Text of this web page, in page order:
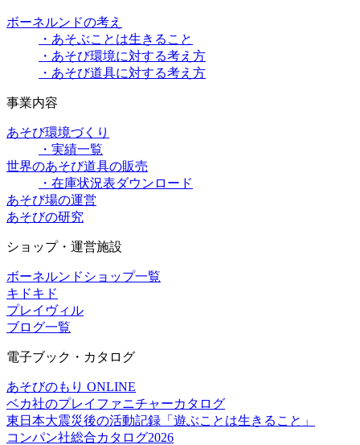
ボーネルンドの考え
・あそぶことは生きること
・あそび環境に対する考え方
・あそび道具に対する考え方
事業内容
あそび環境づくり
・実績一覧
世界のあそび道具の販売
・在庫状況表ダウンロード
あそび場の運営
あそびの研究
ショップ・運営施設
ボーネルンドショップ一覧
キドキド
プレイヴィル
ブログ一覧
電子ブック・カタログ
あそびのもり ONLINE
ベカ社のプレイファニチャーカタログ
東日本大震災後の活動記録「遊ぶことは生きること」
コンパン社総合カタログ2026